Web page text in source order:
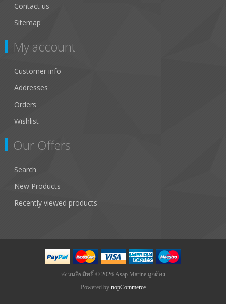
Contact us
Sitemap
My account
Customer info
Addresses
Orders
Wishlist
Our Offers
Search
New Products
Recently viewed products
สงวนลิขสิทธิ์ © 2026 Asap Marine ถูกต้อง
Powered by nopCommerce